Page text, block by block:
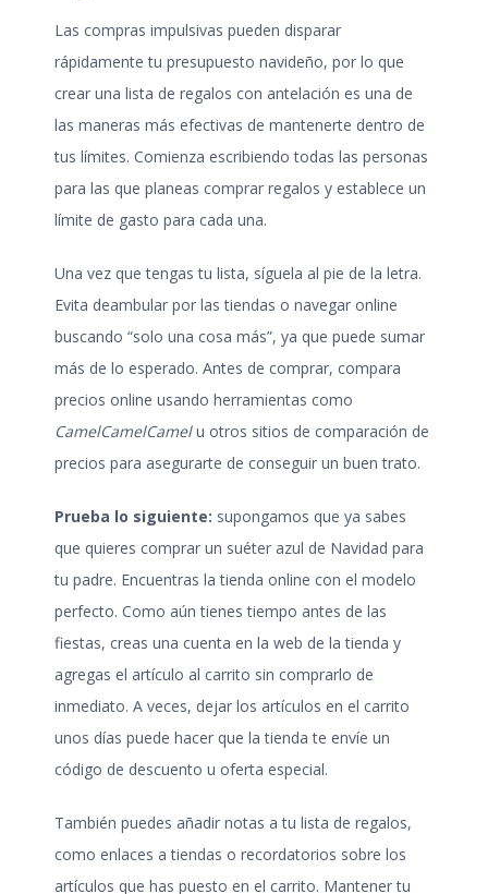
Las compras impulsivas pueden disparar
rápidamente tu presupuesto navideño, por lo que
crear una lista de regalos con antelación es una de
las maneras más efectivas de mantenerte dentro de
tus límites. Comienza escribiendo todas las personas
para las que planeas comprar regalos y establece un
límite de gasto para cada una.
Una vez que tengas tu lista, síguela al pie de la letra.
Evita deambular por las tiendas o navegar online
buscando “solo una cosa más”, ya que puede sumar
más de lo esperado. Antes de comprar, compara
precios online usando herramientas como
CamelCamelCamelu otros sitios de comparación de
precios para asegurarte de conseguir un buen trato.
Prueba lo siguiente: supongamos que ya sabes
que quieres comprar un suéter azul de Navidad para
tu padre. Encuentras la tienda online con el modelo
perfecto. Como aún tienes tiempo antes de las
fiestas, creas una cuenta en la web de la tienda y
agregas el artículo al carrito sin comprarlo de
inmediato. A veces, dejar los artículos en el carrito
unos días puede hacer que la tienda te envíe un
código de descuento u oferta especial.
También puedes añadir notas a tu lista de regalos,
como enlaces a tiendas o recordatorios sobre los
artículos que has puesto en el carrito. Mantener tu